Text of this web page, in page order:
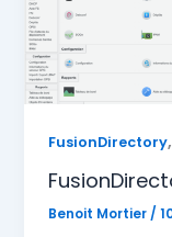
FusionDirectory,
Benoit Mortier /